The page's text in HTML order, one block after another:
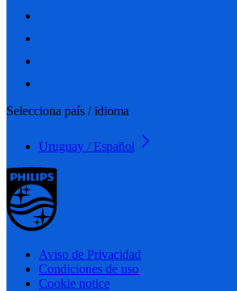
Selecciona país / idioma
Uruguay / Español
Aviso de Privacidad
Condiciones de uso
Cookie notice